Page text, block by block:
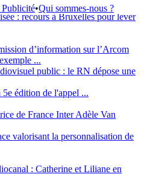
Publicité•Qui sommes-nous ?
: recours à Bruxelles pour lever
d’information sur l’Arcom
...
public : le RN dépose une
5e édition de l'appel ...
de France Inter Adèle Van
valorisant la personnalisation de
: Catherine et Liliane en